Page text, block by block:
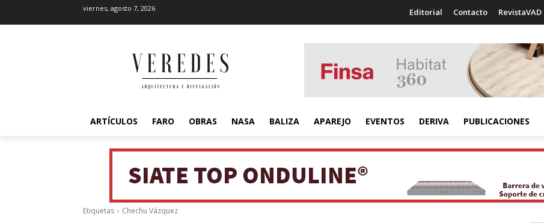
viernes, agosto 7, 2026 Editorial Contacto RevistaVAD
ARTÍCULOS FARO OBRAS NASA BALIZA APAREJO EVENTOS DERIVA PUBLICACIONES
Etiquetas Chechu Vázquez